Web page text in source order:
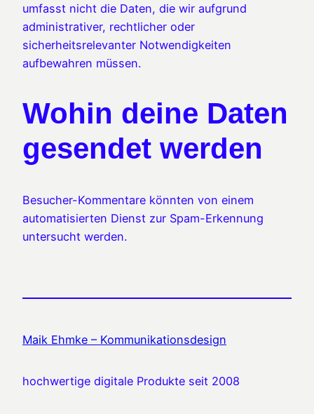
umfasst nicht die Daten, die wir aufgrund
administrativer, rechtlicher oder
sicherheitsrelevanter Notwendigkeiten
aufbewahren müssen.
Wohin deine Daten
gesendet werden
Besucher-Kommentare könnten von einem
automatisierten Dienst zur Spam-Erkennung
untersucht werden.
Maik Ehmke – Kommunikationsdesign
hochwertige digitale Produkte seit 2008